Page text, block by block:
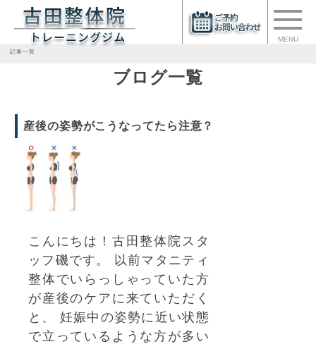
MENU
記事一覧
ブログ一覧
産後の姿勢がこうなってたら注意？
こんにちは！古田整体院スタ
ッフ磯です。 以前マタニティ
整体でいらっしゃっていた方
が産後のケアに来ていただく
と、 妊娠中の姿勢に近い状態
で立っているような方が多い